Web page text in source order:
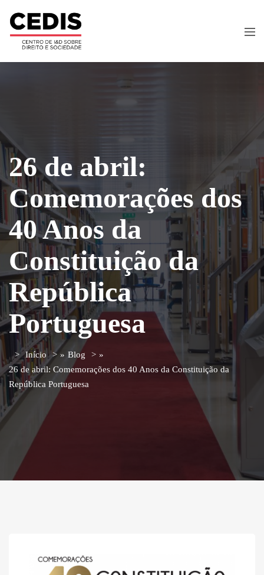
26 de abril:
Comemorações dos
40 Anos da
Constituição da
República
Portuguesa
Início » Blog
»
26 de abril: Comemorações dos 40 Anos da Constituição da
República Portuguesa